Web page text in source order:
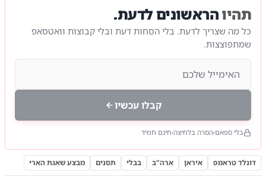
תהיוהראשונים לדעת.
כל מה שצריך לדעת. בלי הסחות דעת ובלי קבוצות וואטסאפ
שמתפוצצות.
קבלו עכשיו
בלי ספאם הסרה בלחיצה חינם תמיד
דונלד טראמפ איראן ארה"ב בבלי תסנים מבצע שאגת הארי